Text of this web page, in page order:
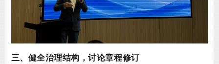
三、健全治理结构，讨论章程修订